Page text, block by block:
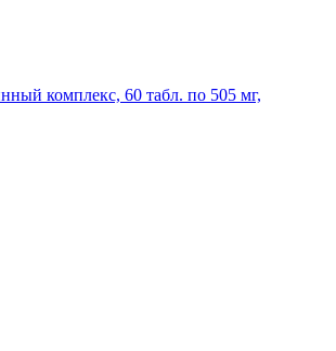
комплекс, 60 табл. по 505 мг,